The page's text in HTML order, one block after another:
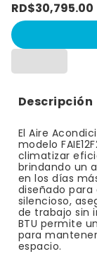
10.
RD$30,795.00
Descripción
El Aire
modelo
climatizar
brindando un
en los días
diseñado
silencioso,
de trabajo sin
BTU permite
para
espacio.